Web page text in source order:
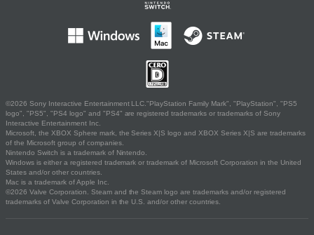
©2026 Sony Interactive Entertainment LLC."PlayStation Family Mark", "PlayStation", "PS5
logo", "PS5", "PS4 logo" and "PS4" are registered trademarks or trademarks of Sony
Interactive Entertainment Inc.
Microsoft, the XBOX Sphere mark, the Series X|S logo and XBOX Series X|S are trademarks
of the Microsoft group of companies.
Nintendo Switch is a trademark of Nintendo.
Windows is either a registered trademark or trademark of Microsoft Corporation in the United
States and/or other countries.
Mac is a trademark of Apple Inc.
©2026 Valve Corporation. Steam and the Steam logo are trademarks and/or registered
trademarks of Valve Corporation in the U.S. and/or other countries.